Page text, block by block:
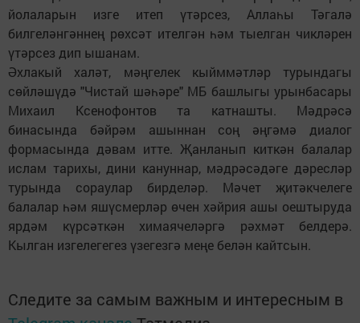
йолаларын изге итеп үтәрсез, Аллаһы Тәгалә
билгеләнгәннең рөхсәт ителгән һәм тыелган чикләрен
үтәрсез дип ышанам.
Әхлакый халәт, мәңгелек кыйммәтләр турындагы
сөйләшүдә "Чистай шәһәре" МБ башлыгы урынбасары
Михаил Ксенофонтов та катнашты. Мәдрәсә
бинасында бәйрәм ашыннан соң әңгәмә диалог
формасында дәвам итте. Җанланып киткән балалар
ислам тарихы, дини кануннар, мәдрәсәдәге дәресләр
турында сораулар бирделәр. Мәчет җитәкчелеге
балалар һәм яшүсмерләр өчен хәйрия ашы оештыруда
ярдәм күрсәткән химаячеләргә рәхмәт белдерә.
Кылган изгелегегез үзегезгә меңе белән кайтсын.
Следите за самым важным и интересным в